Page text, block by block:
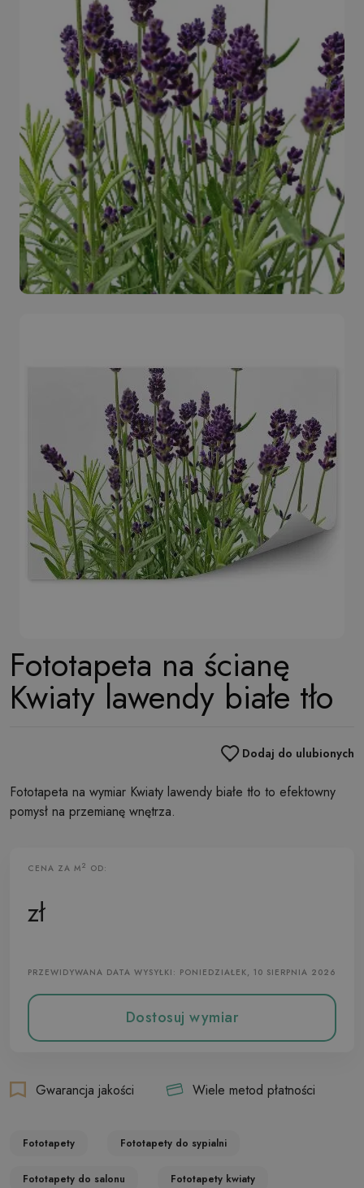
Fototapeta na ścianę
Kwiaty lawendy białe tło
Dodaj do ulubionych
Fototapeta na wymiar Kwiaty lawendy białe tło to efektowny
pomysł na przemianę wnętrza.
CENA ZA M2 OD:
zł
PRZEWIDYWANA DATA WYSYŁKI: PONIEDZIAŁEK, 10 SIERPNIA 2026
Dostosuj wymiar
Gwarancja jakości Wiele metod płatności
Fototapety Fototapety do sypialni
Fototapety do salonu Fototapety kwiaty